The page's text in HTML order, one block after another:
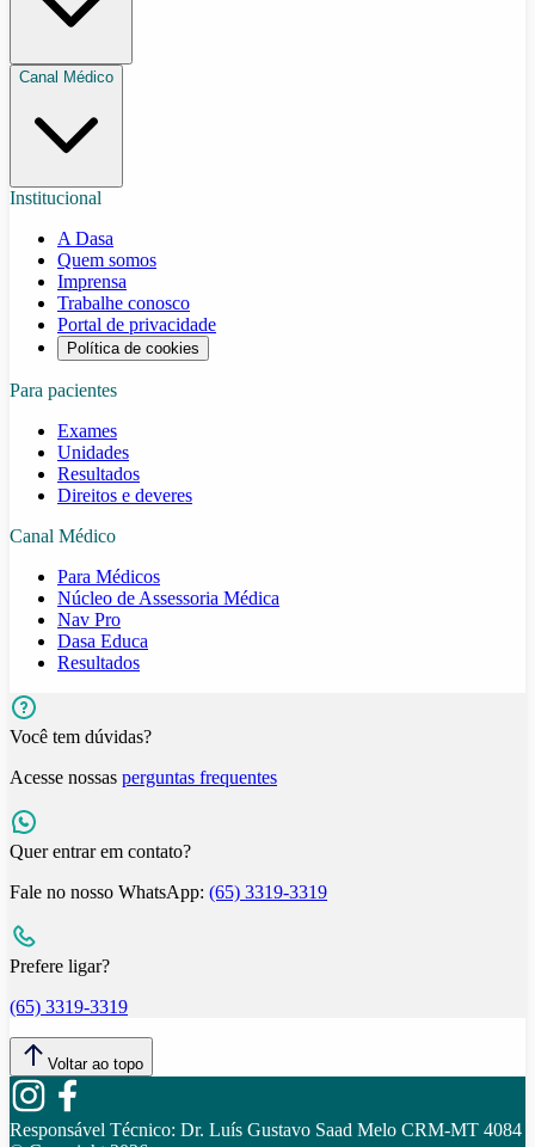
Canal Médico
Institucional
A Dasa
Quem somos
Imprensa
Trabalhe conosco
Portal de privacidade
Política de cookies
Para pacientes
Exames
Unidades
Resultados
Direitos e deveres
Canal Médico
Para Médicos
Núcleo de Assessoria Médica
Nav Pro
Dasa Educa
Resultados
Você tem dúvidas?
Acesse nossas perguntas frequentes
Quer entrar em contato?
Fale no nosso WhatsApp: (65) 3319-3319
Prefere ligar?
(65) 3319-3319
Voltar ao topo
Responsável Técnico: Dr. Luís Gustavo Saad Melo CRM-MT 4084